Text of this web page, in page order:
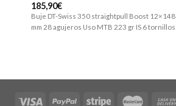
185,90€
Buje DT-Swiss 350 straightpull Boost 12×148
mm 28 agujeros Uso MTB 223 gr IS 6 tornillos